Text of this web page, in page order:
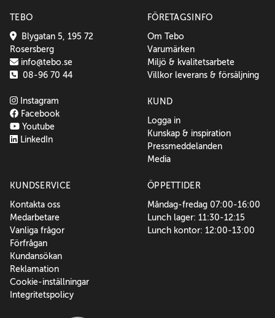
TEBO
Blygatan 5, 195 72
Rosersberg
info@tebo.se
08-96 70 44
Instagram
Facebook
Youtube
LinkedIn
FÖRETAGSINFO
Om Tebo
Varumärken
Miljö & kvalitetsarbete
Villkor leverans & försäljning
KUND
Logga in
Kunskap & inspiration
Pressmeddelanden
Media
KUNDSERVICE
Kontakta oss
Medarbetare
Vanliga frågor
Förfrågan
Kundansökan
Reklamation
Cookie-inställningar
Integritetspolicy
ÖPPETTIDER
Måndag-fredag 07:00-16:00
Lunch lager: 11:30-12:15
Lunch kontor: 12:00-13:00